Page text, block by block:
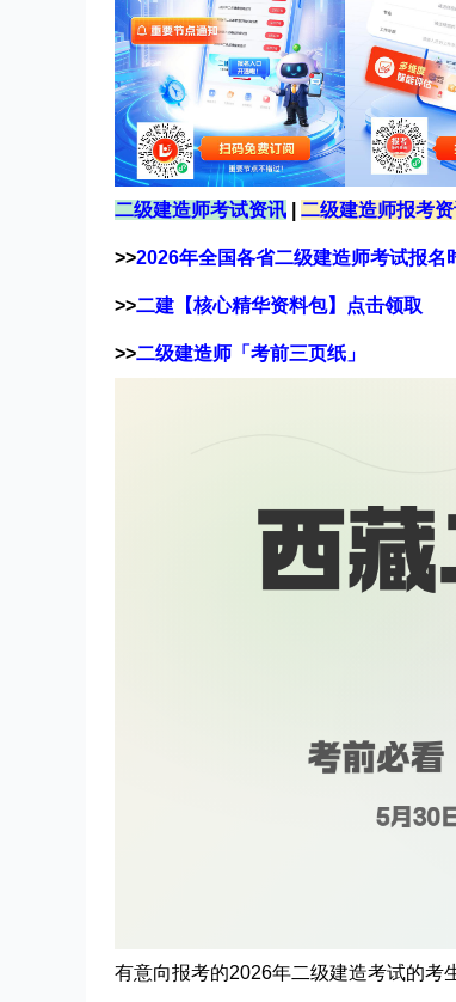
二级建造师考试资讯 二级建造师报考
>>2026年全国各省二级建造师考试报名
>>二建【核心精华资料包】点击领取
>>二级建造师「考前三页纸」
有意向报考的2026年二级建造考试的考